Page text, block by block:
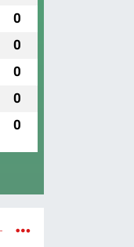
0
0
0
0
0